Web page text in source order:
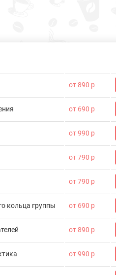
от 890 р
от 690 р
от 990 р
от 790 р
от 790 р
кольца группы от 690 р
от 890 р
от 990 р